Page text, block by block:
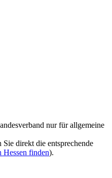
nur für allgemeine
direkt die entsprechende
Hessen finden).